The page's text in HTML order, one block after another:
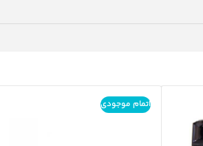
اتمام موجودی